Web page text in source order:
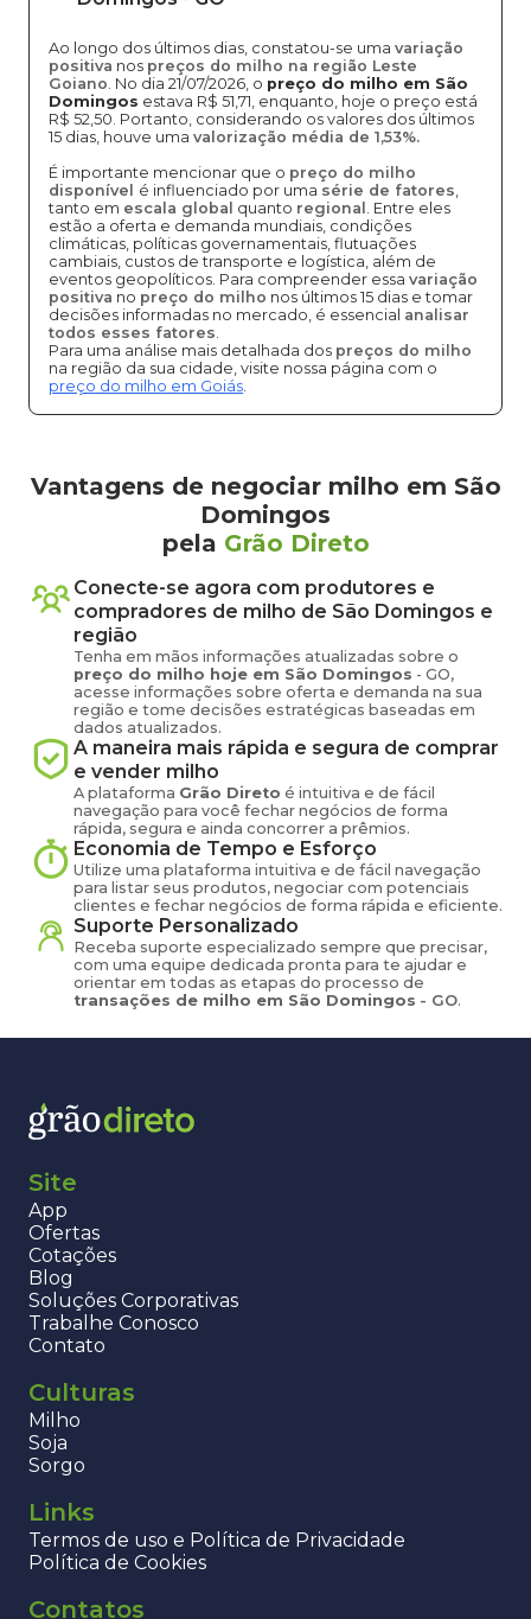
Ao longo dos últimos dias, constatou-se uma variação
positiva nos preços do milho na região Leste
Goiano. No dia 21/07/2026, o preço do milho em São
Domingos estava R$ 51,71, enquanto, hoje o preço está
R$ 52,50. Portanto, considerando os valores dos últimos
15 dias, houve uma valorização média de 1,53%.
É importante mencionar que o preço do milho
disponível é influenciado por uma série de fatores,
tanto em escala global quanto regional . Entre eles
estão a oferta e demanda mundiais, condições
climáticas, políticas governamentais, flutuações
cambiais, custos de transporte e logística, além de
eventos geopolíticos. Para compreender essa variação
positiva no preço do milho nos últimos 15 dias e tomar
decisões informadas no mercado, é essencial analisar
todos esses fatores.
Para uma análise mais detalhada dos preços do milho
na região da sua cidade, visite nossa página com o
preço do milho em Goiás.
Vantagens de negociar milho em São
Domingos
pela Grão Direto
Conecte-se agora com produtores e
compradores de milho de São Domingos e
região
Tenha em mãos informações atualizadas sobre o
preço do milho hoje em São Domingos - GO,
acesse informações sobre oferta e demanda na sua
região e tome decisões estratégicas baseadas em
dados atualizados.
A maneira mais rápida e segura de comprar
e vender milho
A plataforma Grão Direto é intuitiva e de fácil
navegação para você fechar negócios de forma
rápida, segura e ainda concorrer a prêmios.
Economia de Tempo e Esforço
Utilize uma plataforma intuitiva e de fácil navegação
para listar seus produtos, negociar com potenciais
clientes e fechar negócios de forma rápida e eficiente.
Suporte Personalizado
Receba suporte especializado sempre que precisar,
com uma equipe dedicada pronta para te ajudar e
orientar em todas as etapas do processo de
transações de milho em São Domingos - GO.
Site
App
Ofertas
Cotações
Blog
Soluções Corporativas
Trabalhe Conosco
Contato
Culturas
Milho
Soja
Sorgo
Links
Termos de uso e Política de Privacidade
Política de Cookies
Contatos